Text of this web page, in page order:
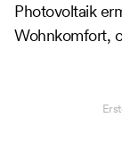
Photovoltaik
Wohnkomfort,